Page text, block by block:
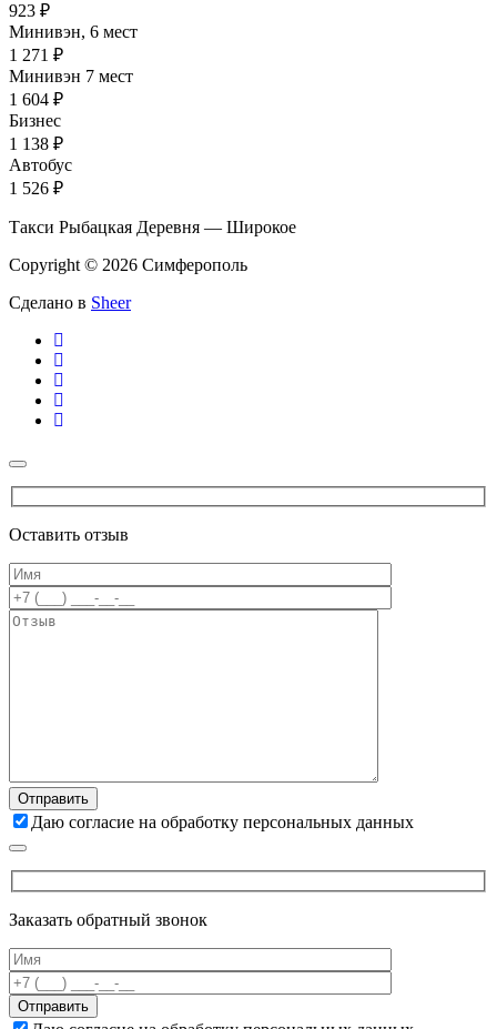
923 ₽
Минивэн, 6 мест
1 271 ₽
Минивэн 7 мест
1 604 ₽
Бизнес
1 138 ₽
Автобус
1 526 ₽
Такси Рыбацкая Деревня — Широкое
Copyright © 2026 Симферополь
Сделано в Sheer
Оставить отзыв
Даю согласие на обработку персональных данных
Заказать обратный звонок